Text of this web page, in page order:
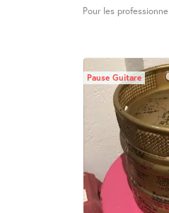
Pour les
Pause Guitare